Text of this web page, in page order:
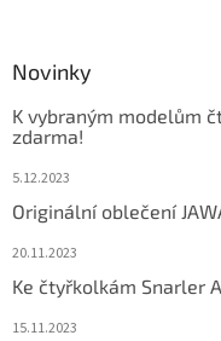
Novinky
K vybraným modelům
zdarma!
5.12.2023
Originální oblečení
20.11.2023
Ke čtyřkolkám Snarler
15.11.2023